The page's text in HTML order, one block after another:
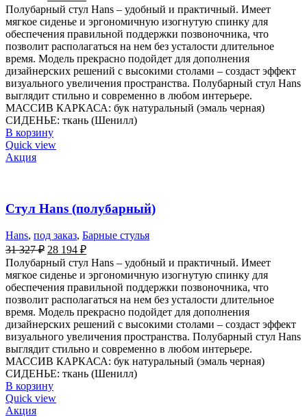
Полубарный стул Hans – удобный и практичный. Имеет
мягкое сиденье и эргономичную изогнутую спинку для
обеспечения правильной поддержки позвоночника, что
позволит располагаться на нем без усталости длительное
время. Модель прекрасно подойдет для дополнения
дизайнерских решений с высокими столами – создаст эффект
визуального увеличения пространства. Полубарный стул Hans
выглядит стильно и современно в любом интерьере.
МАССИВ КАРКАСА: бук натуральный (эмаль черная)
СИДЕНЬЕ: ткань (Шенилл)
В корзину
Quick view
Акция
Стул Hans (полубарный)
Hans, под заказ, Барные стулья
31 327₽ 28 194 ₽
Полубарный стул Hans – удобный и практичный. Имеет
мягкое сиденье и эргономичную изогнутую спинку для
обеспечения правильной поддержки позвоночника, что
позволит располагаться на нем без усталости длительное
время. Модель прекрасно подойдет для дополнения
дизайнерских решений с высокими столами – создаст эффект
визуального увеличения пространства. Полубарный стул Hans
выглядит стильно и современно в любом интерьере.
МАССИВ КАРКАСА: бук натуральный (эмаль черная)
СИДЕНЬЕ: ткань (Шенилл)
В корзину
Quick view
Акция